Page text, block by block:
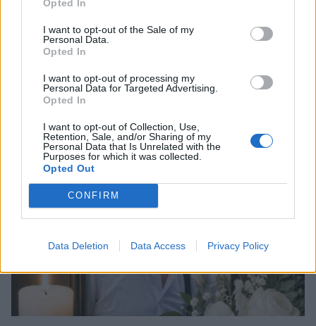
Opted In
I want to opt-out of the Sale of my
Personal Data.
Opted In
I want to opt-out of processing my
Personal Data for Targeted Advertising.
Opted In
I want to opt-out of Collection, Use,
Retention, Sale, and/or Sharing of my
Personal Data that Is Unrelated with the
Purposes for which it was collected.
Opted Out
CONFIRM
Data Deletion Data Access Privacy Policy
3ο ΓΕΛ Καλαμάτας: Επιμόρφωση
εκπαιδευτικών για τη διαφορετικότητα και
τον σχολικό εκφοβισμό